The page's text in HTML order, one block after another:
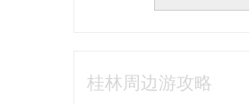
桂林周边游攻略